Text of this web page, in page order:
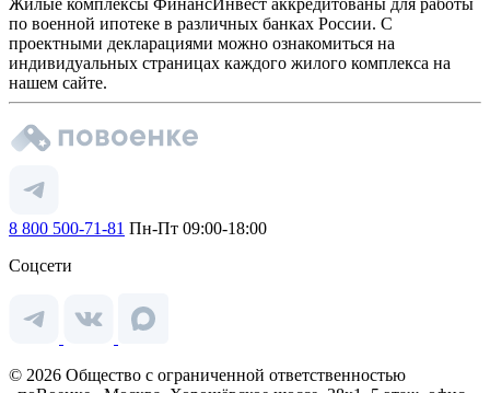
по военной ипотеке в различных банках России. С
проектными декларациями можно ознакомиться на
индивидуальных страницах каждого жилого комплекса на
нашем сайте.
8 800 500-71-81 Пн-Пт 09:00-18:00
Соцсети
© 2026 Общество с ограниченной ответственностью